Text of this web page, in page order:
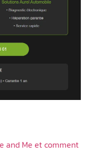
and Me et comment